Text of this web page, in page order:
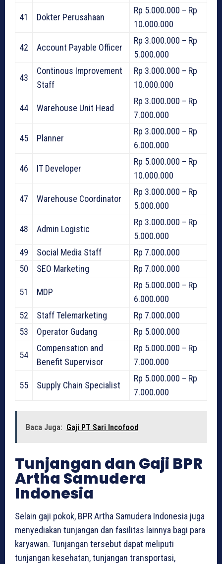
41 Dokter Perusahaan
Rp 5.000.000 – Rp
10.000.000
42 Account Payable Officer
Rp 3.000.000 – Rp
5.000.000
43
Continous Improvement
Staff
Rp 3.000.000 – Rp
10.000.000
44 Warehouse Unit Head
Rp 3.000.000 – Rp
7.000.000
45 Planner
Rp 3.000.000 – Rp
6.000.000
46 IT Developer
Rp 5.000.000 – Rp
10.000.000
47 Warehouse Coordinator
Rp 3.000.000 – Rp
5.000.000
48 Admin Logistic
Rp 3.000.000 – Rp
5.000.000
49
Social Media Staff
Rp 7.000.000
50
SEO Marketing Rp 7.000.000
51 MDP
Rp 5.000.000 – Rp
6.000.000
52
Staff Telemarketing
Rp 7.000.000
53
Operator Gudang Rp 5.000.000
54
Compensation and
Benefit Supervisor
Rp 5.000.000 – Rp
7.000.000
55 Supply Chain Specialist
Rp 5.000.000 – Rp
7.000.000
Baca Juga: Gaji PT Sari Incofood
Tunjangan dan Gaji BPR
Artha Samudera
Indonesia
Selain gaji pokok, BPR Artha Samudera Indonesia juga
menyediakan tunjangan dan fasilitas lainnya bagi para
karyawan. Tunjangan tersebut dapat meliputi
tunjangan kesehatan, tunjangan transportasi,